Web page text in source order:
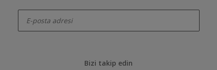
Bizi takip edin